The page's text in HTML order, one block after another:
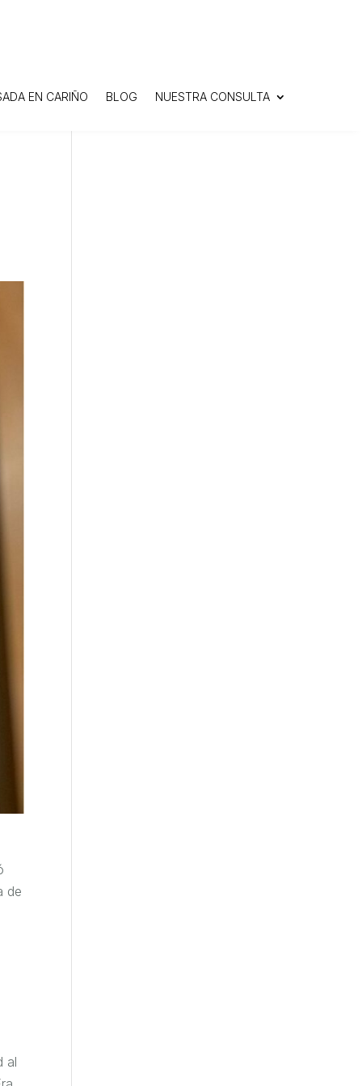
EN CARIÑO BLOG NUESTRA CONSULTA
de
al